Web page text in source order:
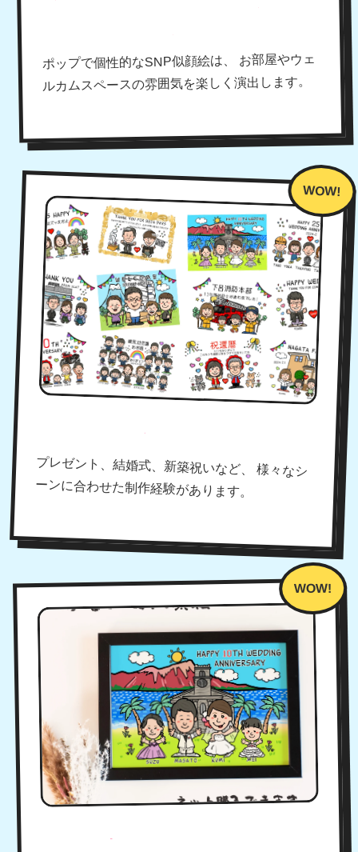
ポップで個性的なSNP似顔絵は、 お部屋やウェ
ルカムスペースの雰囲気を楽しく演出します。
たくさんの制作実績！
プレゼント、結婚式、新築祝いなど、 様々なシ
ーンに合わせた制作経験があります。
背景デザインも自由自在！